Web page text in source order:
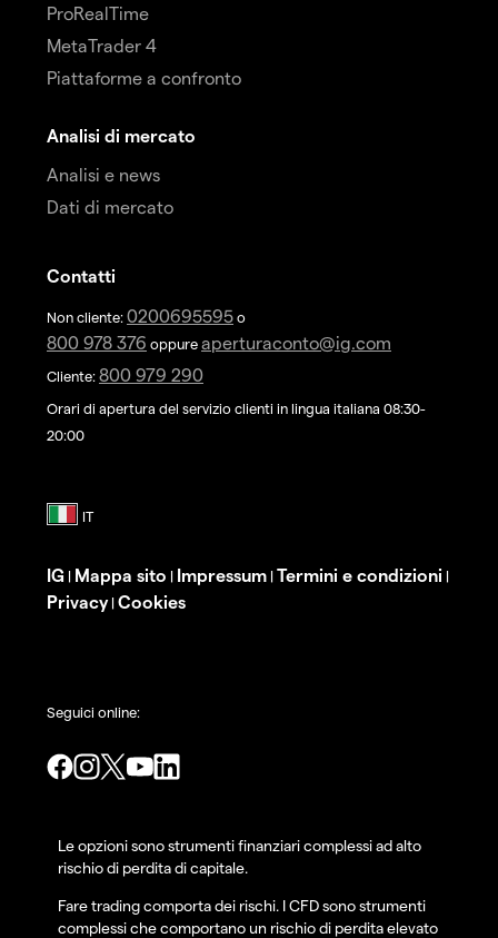
ProRealTime
MetaTrader 4
Piattaforme a confronto
Analisi di mercato
Analisi e news
Dati di mercato
Contatti
Non cliente: 0200695595 o
800 978 376 oppure aperturaconto@ig.com
Cliente: 800 979 290
Orari di apertura del servizio clienti in lingua italiana 08:30-
20:00
IG | Mappa sito | Impressum | Termini e condizioni |
Privacy| Cookies
Seguici online:
Le opzioni sono strumenti finanziari complessi ad alto
rischio di perdita di capitale.
Fare trading comporta dei rischi. I CFD sono strumenti
complessi che comportano un rischio di perdita elevato